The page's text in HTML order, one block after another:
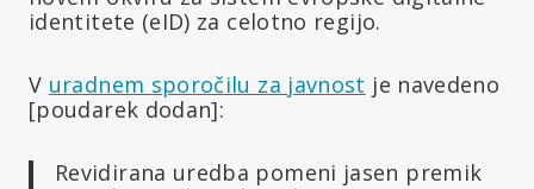
identitete (eID) za celotno regijo.
V uradnem sporočilu za javnost je navedeno
[poudarek dodan]:
Revidirana uredba pomeni jasen premik